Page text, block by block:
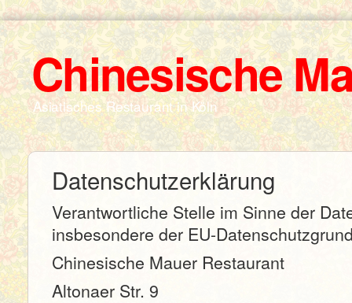
Chinesische
Asiatisches Restaurant in Köln
Datenschutzerklärung
Verantwortliche Stelle im Sinne der
insbesondere der EU-
Chinesische Mauer Restaurant
Altonaer Str. 9